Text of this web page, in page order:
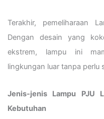
Terakhir, pemeliharaan
Dengan desain yang
ekstrem, lampu ini
lingkungan luar tanpa perlu
Jenis-jenis Lampu PJU
Kebutuhan